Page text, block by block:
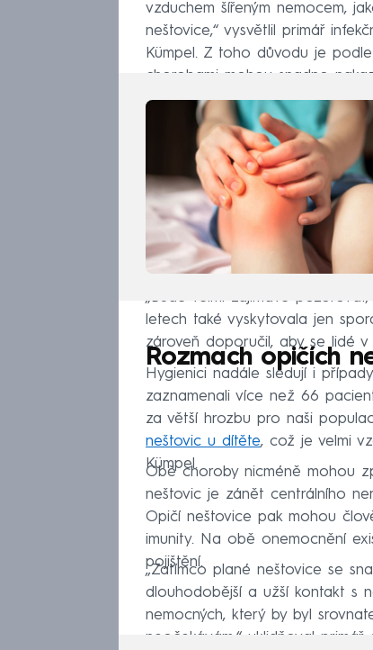
vzduchem šířeným nemocem,
neštovice,“ vysvětlil primář
Kümpel. Z toho důvodu je
chorobami mohou snadno
„Bude velmi zajímavé
letech také vyskytovala jen
zároveň doporučil, aby se lidé
Rozmach opičích
Hygienici nadále sledují i
zaznamenali více než 66
za větší hrozbu pro naši
neštovic u dítěte, což je velmi
Kümpel.
Obě choroby nicméně mohou
neštovic je zánět centrálního
Opičí neštovice pak mohou
imunity. Na obě onemocnění
pojištění.
„Zatímco plané neštovice se
dlouhodobější a užší kontakt s
nemocných, který by byl
neočekávám,“ uklidňoval primář